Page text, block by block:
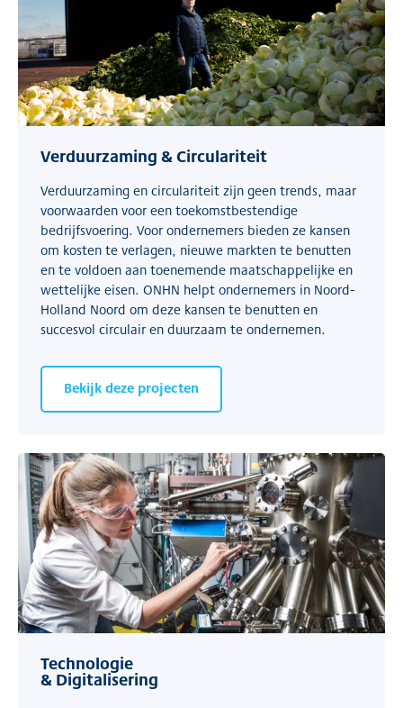
Verduurzaming & Circulariteit
Verduurzaming en circulariteit zijn geen trends, maar
voorwaarden voor een toekomstbestendige
bedrijfsvoering. Voor ondernemers bieden ze kansen
om kosten te verlagen, nieuwe markten te benutten
en te voldoen aan toenemende maatschappelijke en
wettelijke eisen. ONHN helpt ondernemers in Noord-
Holland Noord om deze kansen te benutten en
succesvol circulair en duurzaam te ondernemen.
Bekijk deze projecten
Technologie
& Digitalisering